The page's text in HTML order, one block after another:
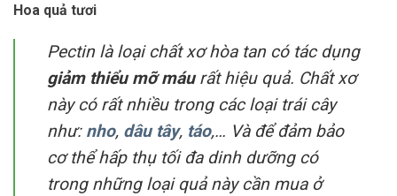
Hoa quả tươi
Pectin là loại chất xơ hòa tan có tác dụng
giảm thiểu mỡ máurất hiệu quả. Chất xơ
này có rất nhiều trong các loại trái cây
như: nho, dâu tây, táo,… Và để đảm bảo
cơ thể hấp thụ tối đa dinh dưỡng có
trong những loại quả này cần mua ở